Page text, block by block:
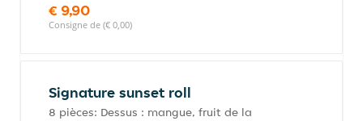
€ 9,90
Consigne de (€ 0,00)
Signature sunset roll
8 pièces: Dessus : mangue, fruit de la